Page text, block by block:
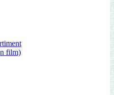
film)